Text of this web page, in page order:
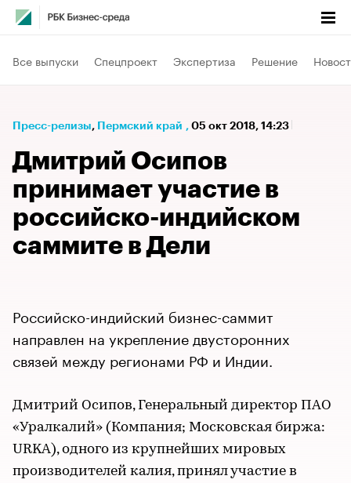
Все выпуски Спецпроект Экспертиза Решение
Пресс-релизы⁠, Пермский край , 05 окт 2018, 14:23
Дмитрий Осипов
принимает участие в
российско-индийском
саммите в Дели
Российско-индийский бизнес-саммит
направлен на укрепление двусторонних
связей между регионами РФ и Индии.
Дмитрий Осипов, Генеральный директор ПАО
«Уралкалий» (Компания; Московская биржа:
URKA), одного из крупнейших мировых
производителей калия, принял участие в